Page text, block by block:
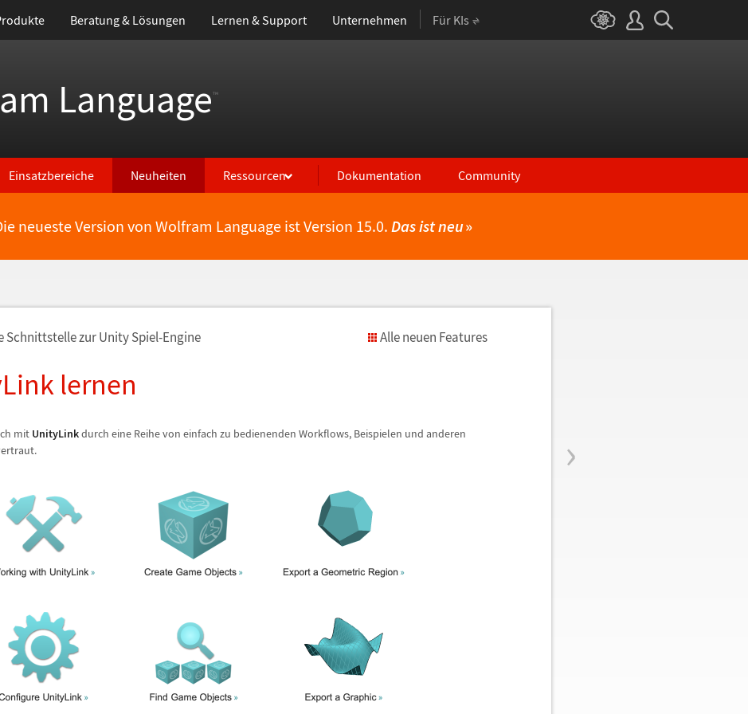
Beratung & Lösungen Lernen & Support Unternehmen Für KIs
Language™
Einsatzbereiche Neuheiten Ressourcen Dokumentation Community
neueste Version von Wolfram Language ist Version 15.0. Das ist neu»
›
Schnittstelle zur Unity Spiel-Engine Alle neuen Features
lernen
mit UnityLinkdurch eine Reihe von einfach zu bedienenden Workflows, Beispielen und anderen